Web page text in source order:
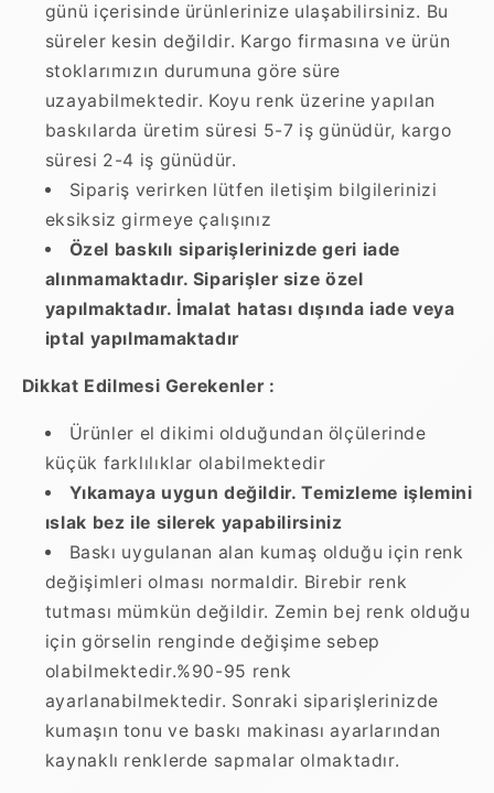
günü içerisinde ürünlerinize ulaşabilirsiniz. Bu
süreler kesin değildir. Kargo firmasına ve ürün
stoklarımızın durumuna göre süre
uzayabilmektedir. Koyu renk üzerine yapılan
baskılarda üretim süresi 5-7 iş günüdür, kargo
süresi 2-4 iş günüdür.
Sipariş verirken lütfen iletişim bilgilerinizi
eksiksiz girmeye çalışınız
Özel baskılı siparişlerinizde geri iade
alınmamaktadır. Siparişler size özel
yapılmaktadır. İmalat hatası dışında iade veya
iptal yapılmamaktadır
Dikkat Edilmesi Gerekenler :
Ürünler el dikimi olduğundan ölçülerinde
küçük farklılıklar olabilmektedir
Yıkamaya uygun değildir. Temizleme işlemini
ıslak bez ile silerek yapabilirsiniz
Baskı uygulanan alan kumaş olduğu için renk
değişimleri olması normaldir. Birebir renk
tutması mümkün değildir. Zemin bej renk olduğu
için görselin renginde değişime sebep
olabilmektedir.%90-95 renk
ayarlanabilmektedir. Sonraki siparişlerinizde
kumaşın tonu ve baskı makinası ayarlarından
kaynaklı renklerde sapmalar olmaktadır.